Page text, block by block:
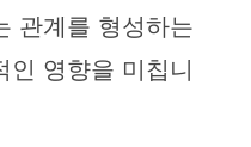
관계를 형성하는
인 영향을 미칩니